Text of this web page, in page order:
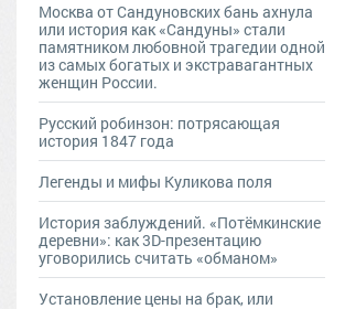
Москва от Сандуновских бань ахнула
или история как «Сандуны» стали
памятником любовной трагедии одной
из самых богатых и экстравагантных
женщин России.
Русский робинзон: потрясающая
история 1847 года
Легенды и мифы Куликова поля
История заблуждений. «Потёмкинские
деревни»: как 3D-презентацию
уговорились считать «обманом»
Установление цены на брак, или